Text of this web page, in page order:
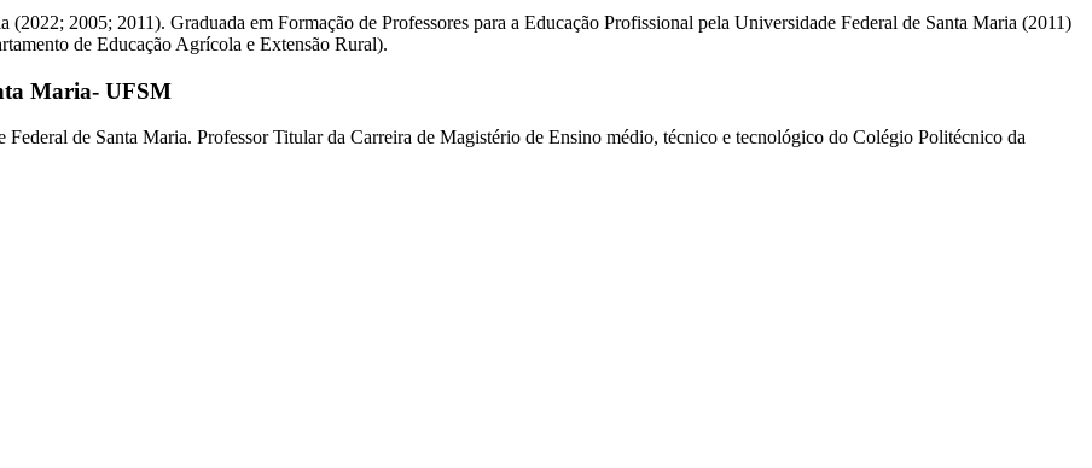
2005; 2011). Graduada em Formação de Professores para a Educação Profissional pela Universidade Federal de Santa Maria (2011)
de Educação Agrícola e Extensão Rural).
Maria- UFSM
de Santa Maria. Professor Titular da Carreira de Magistério de Ensino médio, técnico e tecnológico do Colégio Politécnico da